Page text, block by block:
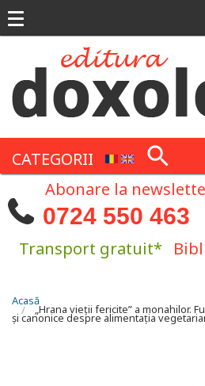
CATEGORII
Abonare la
0724 550 463
Transport gratuit*
Eşti aici
Acasă
„Hrana vieţii fericite” a monahilor.
şi canonice despre alimentaţia